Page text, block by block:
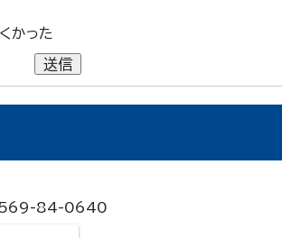
かった
送信
84-0640